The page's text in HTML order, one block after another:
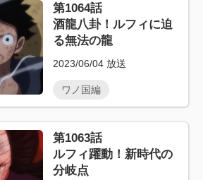
第1064話
酒龍八卦！ルフィに迫
る無法の龍
2023/06/04 放送
ワノ国編
第1063話
ルフィ躍動！新時代の
分岐点